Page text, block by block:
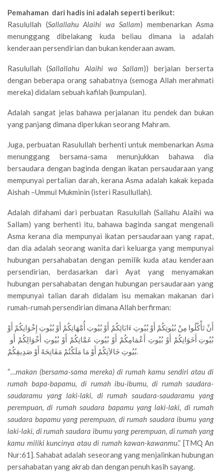
Pemahaman dari hadis ini adalah seperti berikut:
Rasulullah (Sallallahu Alaihi wa Sallam) membenarkan Asma
menunggang dibelakang kuda beliau dimana ia adalah
kenderaan persendirian dan bukan kenderaan awam.
Rasulullah (Sallallahu Alaihi wa Sallam)) berjalan berserta
dengan beberapa orang sahabatnya (semoga Allah merahmati
mereka) didalam sebuah kafilah (kumpulan).
Adalah sangat jelas bahawa perjalanan itu pendek dan bukan
yang panjang dimana diperlukan seorang Mahram.
Juga, perbuatan Rasulullah berhenti untuk membenarkan Asma
menunggang bersama-sama menunjukkan bahawa dia
bersaudara dengan baginda dengan ikatan persaudaraan yang
mempunyai pertalian darah, kerana Asma adalah kakak kepada
Aishah –Ummul Mukminin (isteri Rasullullah).
Adalah difahami dari perbuatan Rasulullah (Sallahu Alaihi wa
Sallam) yang berhenti itu, bahawa baginda sangat mengenali
Asma kerana dia mempunyai ikatan persaudaraan yang rapat,
dan dia adalah seorang wanita dari keluarga yang mempunyai
hubungan persahabatan dengan pemilik kuda atau kenderaan
persendirian, berdasarkan dari Ayat yang menyamakan
hubungan persahabatan dengan hubungan persaudaraan yang
mempunyai talian darah didalam isu memakan makanan dari
rumah-rumah persendirian dimana Allah berfirman:
أَنْ تَأْكُلُوا مِنْ بُيُوتِكُمْ أَوْ بُيُوتِ ءَابَائِكُمْ أَوْ بُيُوتِ أُمَّهَاتِكُمْ أَوْ بُيُوتِ إِخْوَانِكُمْ أَوْ
بُيُوتِ أَخَوَاتِكُمْ أَوْ بُيُوتِ أَعْمَامِكُمْ أَوْ بُيُوتِ عَمَّاتِكُمْ أَوْ بُيُوتِ أَخْوَالِكُمْ أَو
بُيُوتِ خَالاَتِكُمْ أَوْ مَا مَلَكْتُمْ مَفَاتِحَهُ أَوْ صَدِيقِكُمْ.
“…makan (bersama-sama mereka) di rumah kamu sendiri atau di
rumah bapa-bapamu, di rumah ibu-ibumu, di rumah saudara-
saudaramu yang laki-laki, di rumah saudara-saudaramu yang
perempuan, di rumah saudara bapamu yang laki-laki, di rumah
saudara bapamu yang perempuan, di rumah saudara ibumu yang
laki-laki, di rumah saudara ibumu yang perempuan, di rumah yang
kamu miliki kuncinya atau di rumah kawan-kawanmu.” [TMQ An
Nur:61]. Sahabat adalah seseorang yang menjalinkan hubungan
persahabatan yang akrab dan dengan penuh kasih sayang.